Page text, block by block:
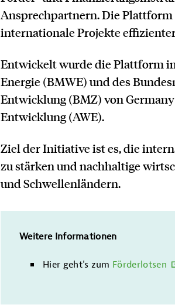
Ansprechpartnern. Die
internationale Projekte
Entwickelt wurde die Plattform
Energie (BMWE) und des
Entwicklung (BMZ) von
Entwicklung (AWE).
Ziel der Initiative ist es, die
zu stärken und nachhaltige
und Schwellenländern.
Weitere Informationen
Hier geht's zum Förderlotsen